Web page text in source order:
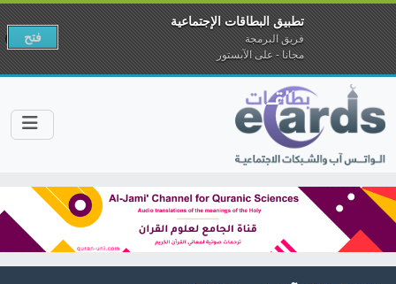
تطبيق البطاقات الإجتماعية
فريق البرمجة
مجانا - على الآبستور
فتح